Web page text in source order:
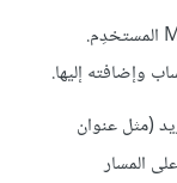
وإضافته إليها.
(مثل عنوان
المسار